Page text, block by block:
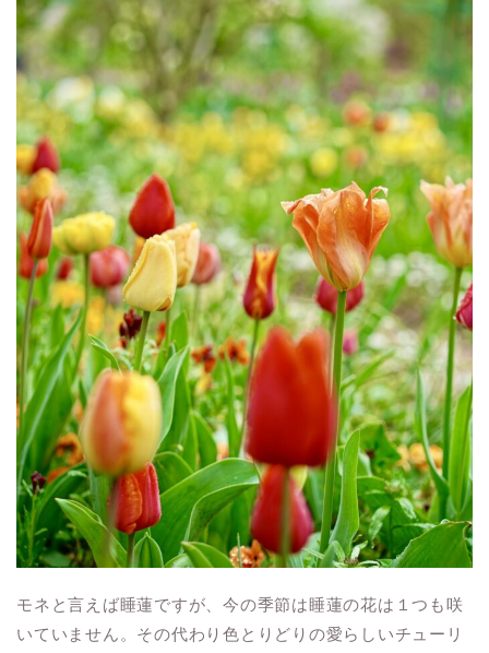
モネと言えば睡蓮ですが、今の季節は睡蓮の花は１つも咲
いていません。その代わり色とりどりの愛らしいチューリ